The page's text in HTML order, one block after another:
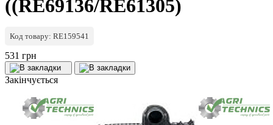
((RE69136/RE61305)
Код товару: RE159541
531 грн
Закінчується